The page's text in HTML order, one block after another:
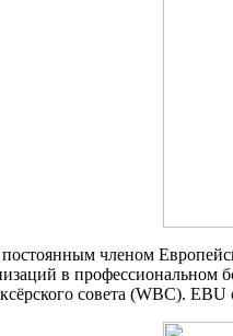
членом
в профессиональном
совета (WBC).